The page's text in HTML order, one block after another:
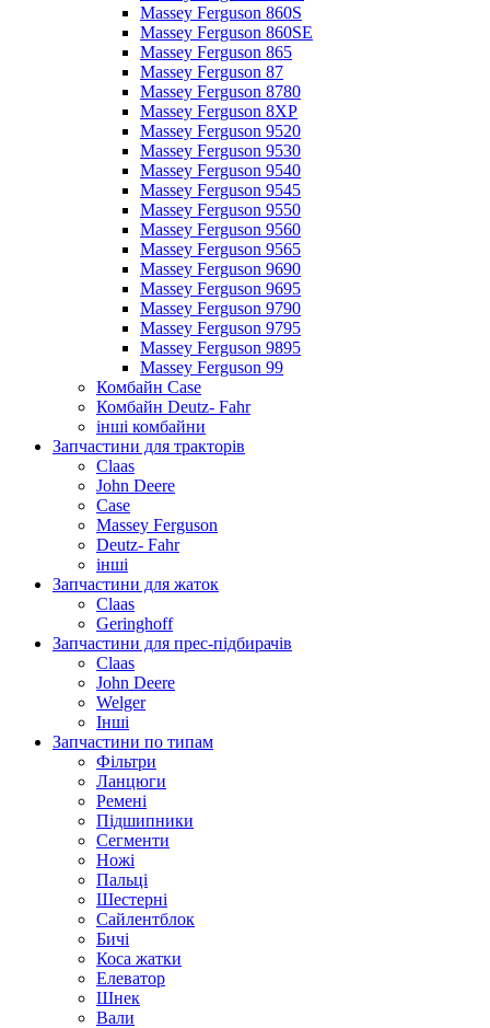
Massey Ferguson 860S
Massey Ferguson 860SE
Massey Ferguson 865
Massey Ferguson 87
Massey Ferguson 8780
Massey Ferguson 8XP
Massey Ferguson 9520
Massey Ferguson 9530
Massey Ferguson 9540
Massey Ferguson 9545
Massey Ferguson 9550
Massey Ferguson 9560
Massey Ferguson 9565
Massey Ferguson 9690
Massey Ferguson 9695
Massey Ferguson 9790
Massey Ferguson 9795
Massey Ferguson 9895
Massey Ferguson 99
Комбайн Case
Комбайн Deutz- Fahr
інші комбайни
Запчастини для тракторів
Claas
John Deere
Case
Massey Ferguson
Deutz- Fahr
інші
Запчастини для жаток
Claas
Geringhoff
Запчастини для прес-підбирачів
Claas
John Deere
Welger
Інші
Запчастини по типам
Фільтри
Ланцюги
Ремені
Підшипники
Сегменти
Ножі
Пальці
Шестерні
Сайлентблок
Бичі
Коса жатки
Елеватор
Шнек
Вали